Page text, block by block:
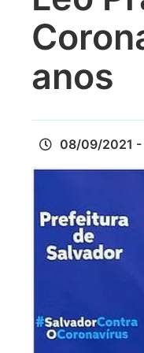
anos
08/09/2021 -